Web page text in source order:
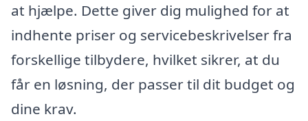
at hjælpe. Dette giver dig mulighed for at
indhente priser og servicebeskrivelser fra
forskellige tilbydere, hvilket sikrer, at du
får en løsning, der passer til dit budget og
dine krav.